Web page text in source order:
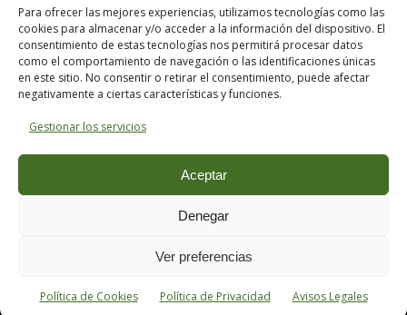
Para ofrecer las mejores experiencias, utilizamos tecnologías como las
cookies para almacenar y/o acceder a la información del dispositivo. El
consentimiento de estas tecnologías nos permitirá procesar datos
como el comportamiento de navegación o las identificaciones únicas
en este sitio. No consentir o retirar el consentimiento, puede afectar
negativamente a ciertas características y funciones.
Gestionar los servicios
Aceptar
Denegar
Ver preferencias
Política de Cookies Política de Privacidad Avisos Legales
veraces, fundamentados en indicios, no en meras sospechas.
2.- Se EXPRESAN Opiniones, que por ello no han de ser veraces,
pero tampoco han de ser ofensivas si hay posibilidad de expresar
lo mismo en otros términos menos dañinos para el Honor del
destinatario.
3.- Si se solicitan explicaciones al e-mail comentarios @ puntocritico
NOTA: En caso de un mal funcionamiento del servidor a la hora de
publicar un comentario, puede enviárnoslo a comentarios @
puntocritico . com indicándonos el título del artículo que desea
comentar y su nombre o nick con el que desea hacer la